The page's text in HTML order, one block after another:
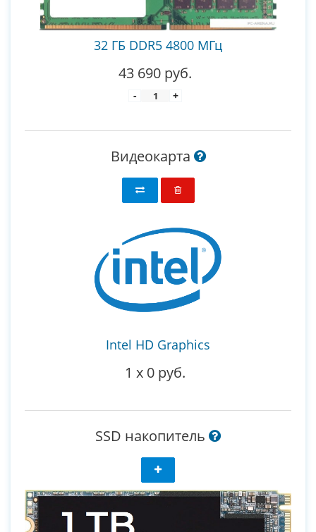
32 ГБ DDR5 4800 МГц
43 690 руб.
- +
Видеокарта
Intel HD Graphics
1 x 0 руб.
SSD накопитель